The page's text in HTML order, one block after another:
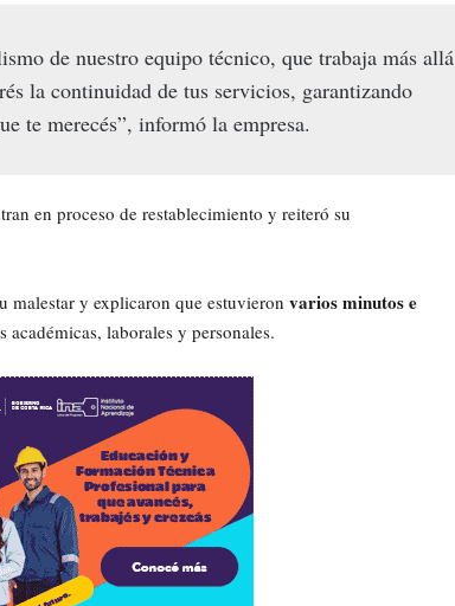
de nuestro equipo técnico, que trabaja más allá
la continuidad de tus servicios, garantizando
te merecés”, informó la empresa.
en proceso de restablecimiento y reiteró su
malestar y explicaron que estuvieron varios minutos e
académicas, laborales y personales.